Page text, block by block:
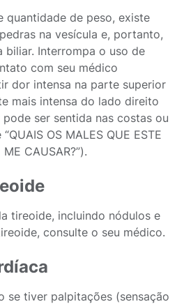
quantidade de peso, existe
na vesícula e, portanto,
biliar. Interrompa o uso de
com seu médico
dor intensa na parte superior
mais intensa do lado direito
ser sentida nas costas ou
OS MALES QUE ESTE
CAUSAR?”).
tireoide, incluindo nódulos e
consulte o seu médico.
se tiver palpitações (sensação